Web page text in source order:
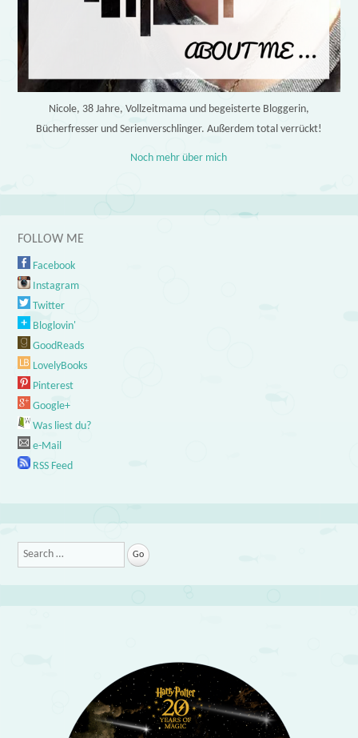
Nicole, 38 Jahre, Vollzeitmama und begeisterte Bloggerin,
Bücherfresser und Serienverschlinger. Außerdem total verrückt!
Noch mehr über mich
FOLLOW ME
Facebook
Instagram
Twitter
Bloglovin'
GoodReads
LovelyBooks
Pinterest
Google+
Was liest du?
e-Mail
RSS Feed
Search